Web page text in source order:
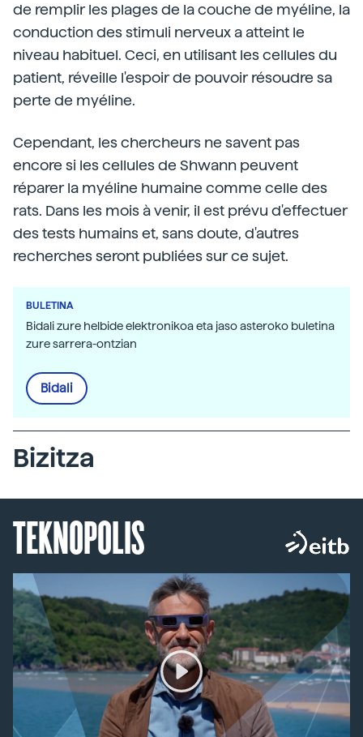
de remplir les plages de la couche de myéline, la
conduction des stimuli nerveux a atteint le
niveau habituel. Ceci, en utilisant les cellules du
patient, réveille l'espoir de pouvoir résoudre sa
perte de myéline.
Cependant, les chercheurs ne savent pas
encore si les cellules de Shwann peuvent
réparer la myéline humaine comme celle des
rats. Dans les mois à venir, il est prévu d'effectuer
des tests humains et, sans doute, d'autres
recherches seront publiées sur ce sujet.
BULETINA
Bidali zure helbide elektronikoa eta jaso asteroko buletina
zure sarrera-ontzian
Bidali
Bizitza
TEKNOPOLIS